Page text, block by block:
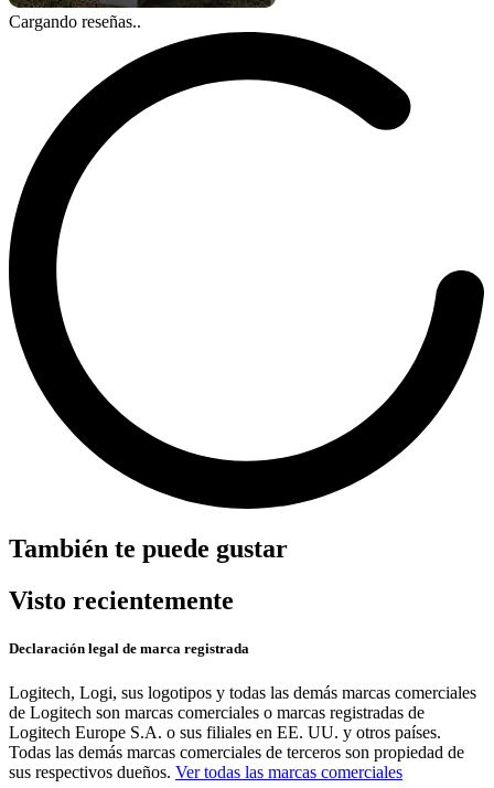
Cargando reseñas..
También te puede gustar
Visto recientemente
Declaración legal de marca registrada
Logitech, Logi, sus logotipos y todas las demás marcas comerciales
de Logitech son marcas comerciales o marcas registradas de
Logitech Europe S.A. o sus filiales en EE. UU. y otros países.
Todas las demás marcas comerciales de terceros son propiedad de
sus respectivos dueños. Ver todas las marcas comerciales